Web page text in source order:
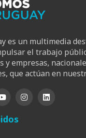
es un multimedia
el trabajo
y empresas,
que actúan en